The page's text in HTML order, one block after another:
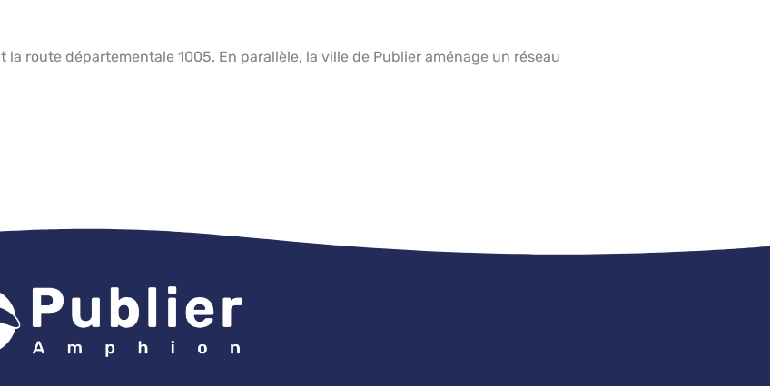
route départementale 1005. En parallèle, la ville de Publier aménage un réseau